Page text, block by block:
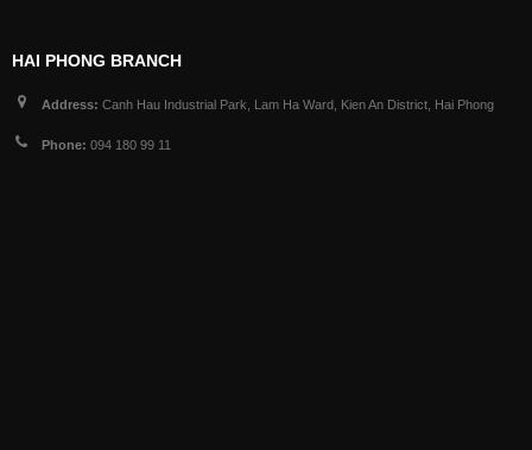
HAI PHONG BRANCH
Address: Canh Hau Industrial Park, Lam Ha Ward, Kien An District, Hai Phong
Phone: 094 180 99 11